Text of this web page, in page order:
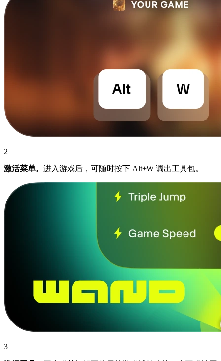
2
激活菜单。 进入游戏后，可随时按下 Alt+W 调出工具包。
3